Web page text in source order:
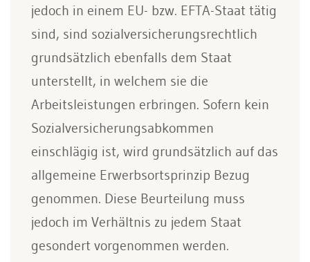
jedoch in einem EU- bzw. EFTA-Staat tätig
sind, sind sozialversicherungsrechtlich
grundsätzlich ebenfalls dem Staat
unterstellt, in welchem sie die
Arbeitsleistungen erbringen. Sofern kein
Sozialversicherungsabkommen
einschlägig ist, wird grundsätzlich auf das
allgemeine Erwerbsortsprinzip Bezug
genommen. Diese Beurteilung muss
jedoch im Verhältnis zu jedem Staat
gesondert vorgenommen werden.